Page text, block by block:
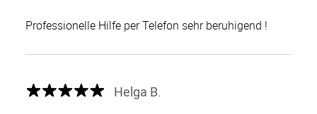
Professionelle Hilfe per Telefon sehr beruhigend !
Helga B.